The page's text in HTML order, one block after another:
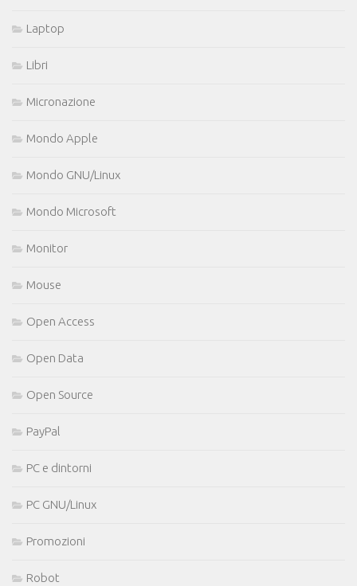
Laptop
Libri
Micronazione
Mondo Apple
Mondo GNU/Linux
Mondo Microsoft
Monitor
Mouse
Open Access
Open Data
Open Source
PayPal
PC e dintorni
PC GNU/Linux
Promozioni
Robot